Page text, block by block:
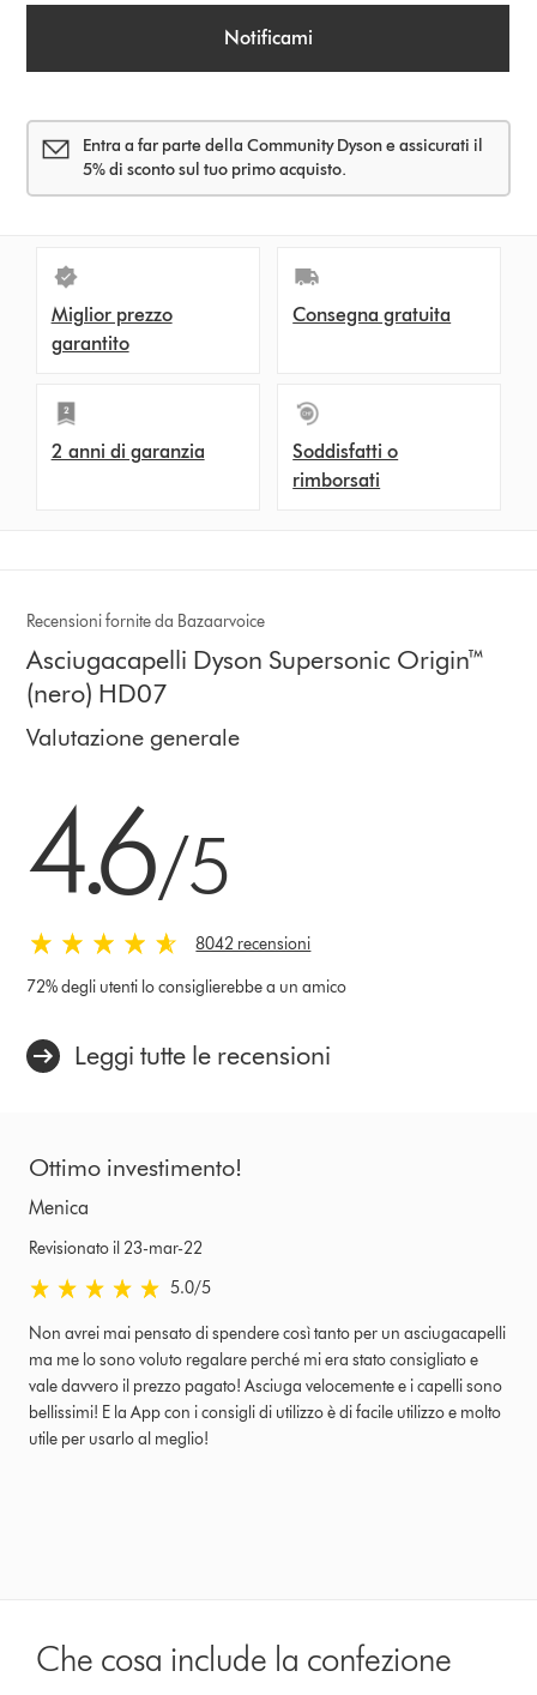
Notificami
Entra a far parte della Community Dyson e assicurati il
5% di sconto sul tuo primo acquisto.
Miglior prezzo
garantito
Consegna gratuita
2 anni di garanzia
Soddisfatti o
rimborsati
Recensioni fornite da Bazaarvoice
Asciugacapelli Dyson Supersonic Origin™
(nero) HD07
Valutazione generale
4.6/5
8042 recensioni
72% degli utenti lo consiglierebbe a un amico
Leggi tutte le recensioni
Ottimo investimento!
Menica
Revisionato il 23-mar-22
5.0 stars out of 5 from Revisionato il 23-mar-22 recensioni
5.0/5
Non avrei mai pensato di spendere così tanto per un asciugacapelli
ma me lo sono voluto regalare perché mi era stato consigliato e
vale davvero il prezzo pagato! Asciuga velocemente e i capelli sono
bellissimi! E la App con i consigli di utilizzo è di facile utilizzo e molto
utile per usarlo al meglio!
Che cosa include la confezione